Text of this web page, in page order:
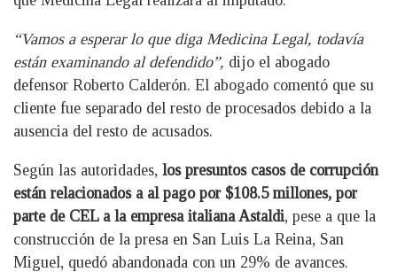
“Vamos a esperar lo que diga Medicina Legal, todavía
están examinando al defendido”, dijo el abogado
defensor Roberto Calderón. El abogado comentó que su
cliente fue separado del resto de procesados debido a la
ausencia del resto de acusados.
Según las autoridades, los presuntos casos de corrupción
están relacionados a al pago por $108.5 millones, por
parte de CEL a la empresa italiana Astaldi, pese a que la
construcción de la presa en San Luis La Reina, San
Miguel, quedó abandonada con un 29% de avances.